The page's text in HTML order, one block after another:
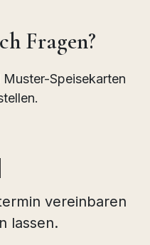
Fragen?
Speisekarten
vereinbaren
lassen.